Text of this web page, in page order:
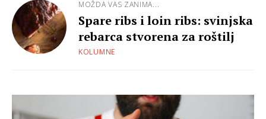
MOŽDA VAS ZANIMA...
Spare ribs i loin ribs: svinjska
rebarca stvorena za roštilj
KOLUMNE